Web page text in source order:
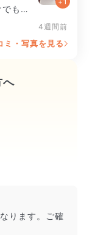
も満
4週間前
・写真を見る
へ
しています。
ますが、輸送
があります。
ります。ご確